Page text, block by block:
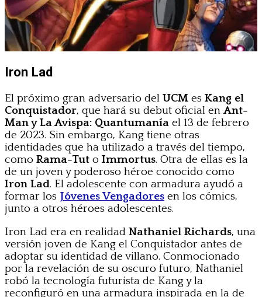
Iron Lad
El próximo gran adversario del UCM es Kang el
Conquistador, que hará su debut oficial en Ant-
Man y La Avispa: Quantumanía el 13 de febrero
de 2023. Sin embargo, Kang tiene otras
identidades que ha utilizado a través del tiempo,
como Rama-Tut o Immortus. Otra de ellas es la
de un joven y poderoso héroe conocido como
Iron Lad. El adolescente con armadura ayudó a
formar los Jóvenes Vengadores en los cómics,
junto a otros héroes adolescentes.
Iron Lad era en realidad Nathaniel Richards, una
versión joven de Kang el Conquistador antes de
adoptar su identidad de villano. Conmocionado
por la revelación de su oscuro futuro, Nathaniel
robó la tecnología futurista de Kang y la
reconfiguró en una armadura inspirada en la de